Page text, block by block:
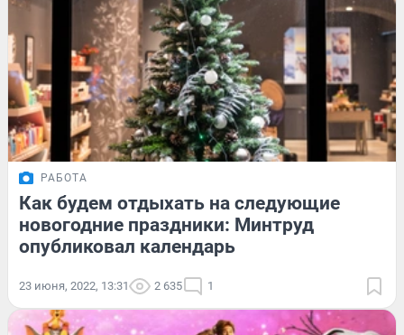
РАБОТА
Как будем отдыхать на следующие
новогодние праздники: Минтруд
опубликовал календарь
23 июня, 2022, 13:31 2 635 1